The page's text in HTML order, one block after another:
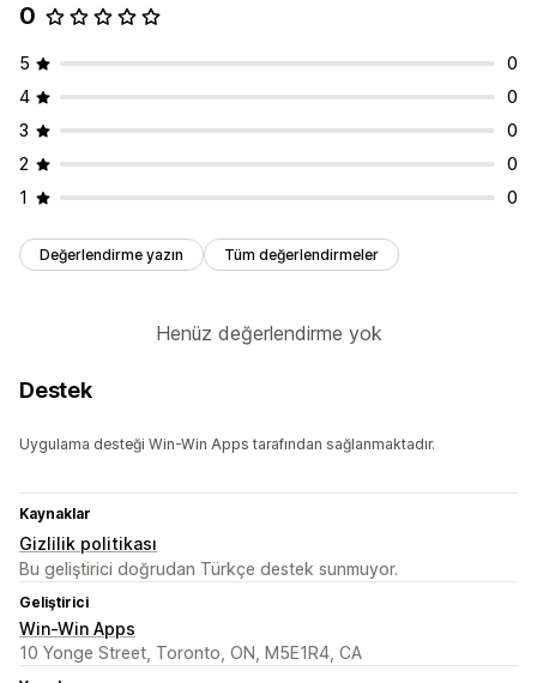
0
5
0
4
0
3
0
2
0
1
0
Değerlendirme yazın Tüm değerlendirmeler
Henüz değerlendirme yok
Destek
Uygulama desteği Win-Win Apps tarafından sağlanmaktadır.
Kaynaklar
Gizlilik politikası
Bu geliştirici doğrudan Türkçe destek sunmuyor.
Geliştirici
Win-Win Apps
10 Yonge Street, Toronto, ON, M5E1R4, CA